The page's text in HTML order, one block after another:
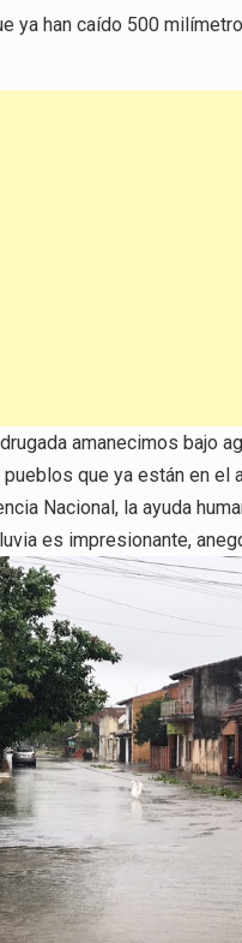
ya han caído 500
amanecimos bajo
que ya están en el
Nacional, la ayuda
es impresionante,